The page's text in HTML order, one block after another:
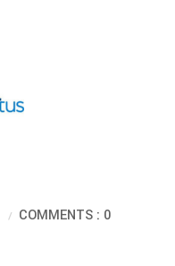
COMMENTS : 0